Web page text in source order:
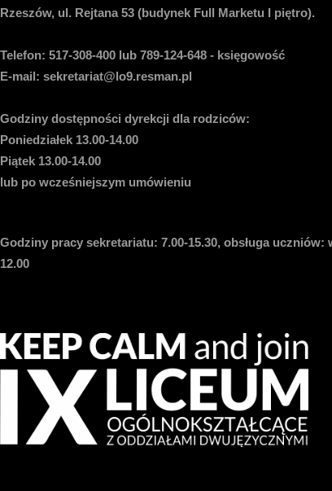
Rzeszów, ul. Rejtana 53 (budynek Full Marketu I piętro).
Telefon: 517-308-400 lub 789-124-648 - księgowość
E-mail: sekretariat@lo9.resman.pl
Godziny dostępności dyrekcji dla rodziców:
Poniedziałek 13.00-14.00
Piątek 13.00-14.00
lub po wcześniejszym umówieniu
Godziny pracy sekretariatu: 7.00-15.30, obsługa
12.00